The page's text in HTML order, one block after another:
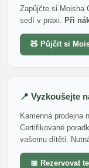
Zapůjčte si Moisha
sedí v praxi.
Při
🧸 Půjčit si
📍 Vyzkoušejte
Kamenná prodejna
Certifikované
vašemu dítěti.
📅 Rezervovat